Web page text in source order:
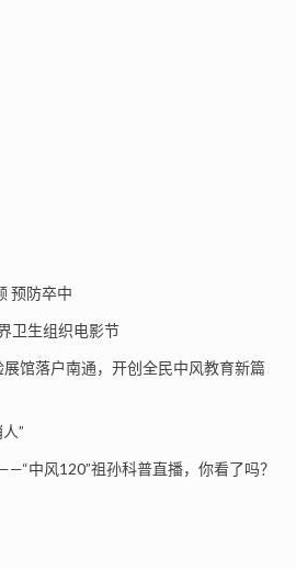
预防卒中
卫生组织电影节
馆落户南通，开创全民中风教育新篇
”
中风120”祖孙科普直播，你看了吗？